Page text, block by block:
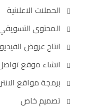
الحملات الاعلانية
المحتوى
انتاج عروض الفيديو
انشاء موقع
برمجة مواقع
تصميم خاص